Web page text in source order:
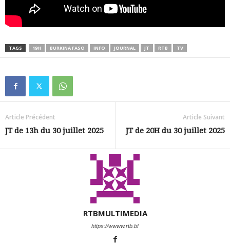
TAGS 19H BURKINA FASO INFO JOURNAL JT RTB TV
Article Précédent
JT de 13h du 30 juillet 2025
Article Suivant
JT de 20H du 30 juillet 2025
RTBMULTIMEDIA
https://wwww.rtb.bf